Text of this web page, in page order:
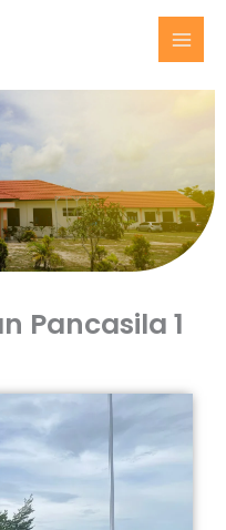
Pancasila 1